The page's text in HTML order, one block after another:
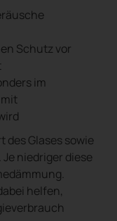
Schutz vor
im
des Glases sowie
niedriger diese
helfen,